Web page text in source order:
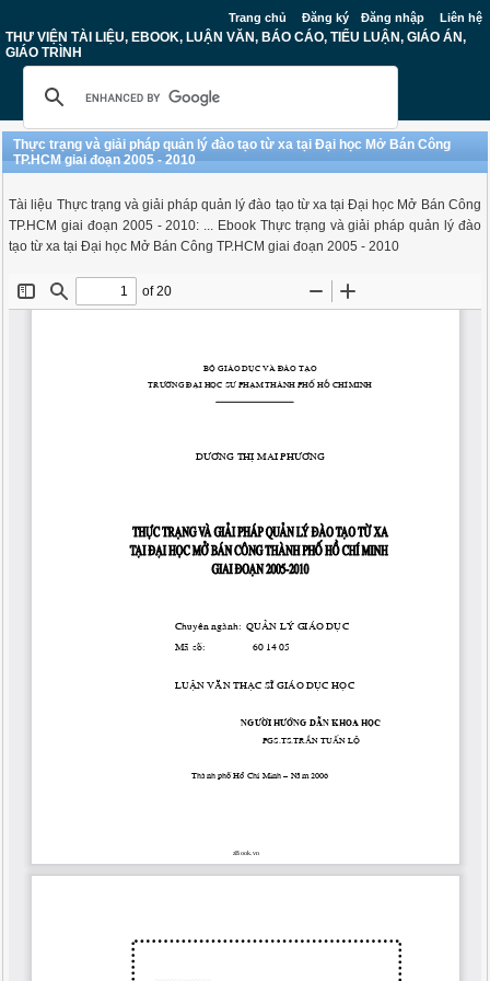
Trang chủ Đăng ký Đăng nhập Liên hệ
THƯ VIỆN TÀI LIỆU, EBOOK, LUẬN VĂN, BÁO CÁO, TIỂU LUẬN, GIÁO ÁN,
GIÁO TRÌNH
Thực trạng và giải pháp quản lý đào tạo từ xa tại Đại học Mở Bán Công
TP.HCM giai đoạn 2005 - 2010
Tài liệu Thực trạng và giải pháp quản lý đào tạo từ xa tại Đại học Mở Bán Công
TP.HCM giai đoạn 2005 - 2010: ... Ebook Thực trạng và giải pháp quản lý đào
tạo từ xa tại Đại học Mở Bán Công TP.HCM giai đoạn 2005 - 2010